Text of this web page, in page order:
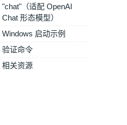
"chat"（适配 OpenAI
Chat 形态模型）
Windows 启动示例
验证命令
相关资源